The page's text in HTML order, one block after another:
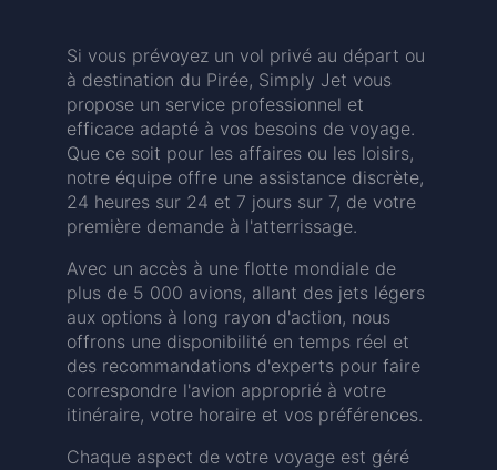
Si vous prévoyez un vol privé au départ ou
à destination du Pirée, Simply Jet vous
propose un service professionnel et
efficace adapté à vos besoins de voyage.
Que ce soit pour les affaires ou les loisirs,
notre équipe offre une assistance discrète,
24 heures sur 24 et 7 jours sur 7, de votre
première demande à l'atterrissage.
Avec un accès à une flotte mondiale de
plus de 5 000 avions, allant des jets légers
aux options à long rayon d'action, nous
offrons une disponibilité en temps réel et
des recommandations d'experts pour faire
correspondre l'avion approprié à votre
itinéraire, votre horaire et vos préférences.
Chaque aspect de votre voyage est géré